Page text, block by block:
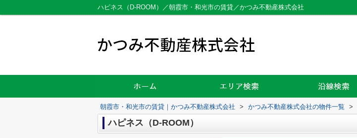
ハピネス（D-ROOM）／朝霞市・和光市の賃貸／かつみ不動産株式会社
朝霞市・和光市の賃貸｜かつみ不動産株式会社 > かつみ不動産株式会社の物件一覧 >
ハピネス（D-ROOM）